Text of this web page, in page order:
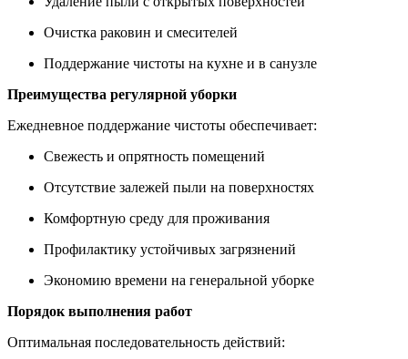
Очистка раковин и смесителей
Поддержание чистоты на кухне и в санузле
Преимущества регулярной уборки
Ежедневное поддержание чистоты обеспечивает:
Свежесть и опрятность помещений
Отсутствие залежей пыли на поверхностях
Комфортную среду для проживания
Профилактику устойчивых загрязнений
Экономию времени на генеральной уборке
Порядок выполнения работ
Оптимальная последовательность действий: